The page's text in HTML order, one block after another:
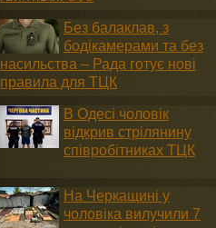
Без балаклав, з
бодікамерами та без
насильства – Рада готує нові
правила для ТЦК
В Одесі чоловік
відкрив стрілянину
співробітниках ТЦК
На Черкащині у
чоловіка вилучили 7